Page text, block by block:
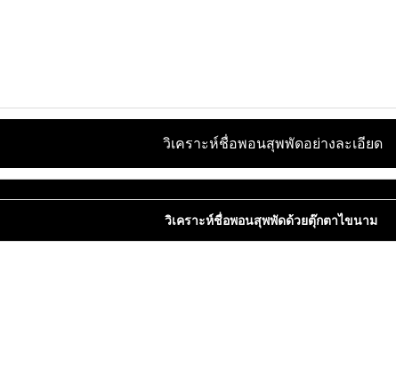
วิเคราะห์ชื่อพอนสุพพัดอย่างละเอียด
วิเคราะห์ชื่อพอนสุพพัดด้วยตุ๊กตาไขนาม